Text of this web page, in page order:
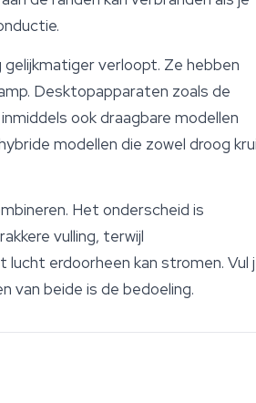
verloopt. Ze hebben
Desktopapparaten zoals de
ook draagbare modellen
modellen die zowel droog
Het onderscheid is
vulling, terwijl
erdoorheen kan stromen. Vul
van beide is de bedoeling.